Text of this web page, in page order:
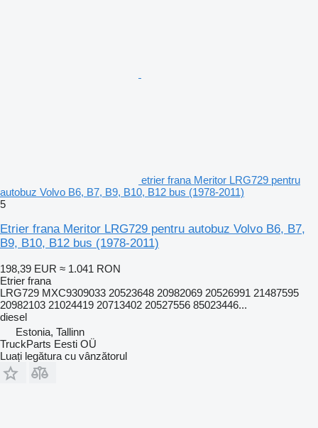
etrier frana Meritor LRG729 pentru
autobuz Volvo B6, B7, B9, B10, B12 bus (1978-2011)
5
Etrier frana Meritor LRG729 pentru autobuz Volvo B6, B7,
B9, B10, B12 bus (1978-2011)
198,39 EUR ≈ 1.041 RON
Etrier frana
LRG729 MXC9309033 20523648 20982069 20526991 21487595
20982103 21024419 20713402 20527556 85023446...
diesel
Estonia, Tallinn
TruckParts Eesti OÜ
Luați legătura cu vânzătorul